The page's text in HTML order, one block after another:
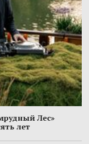
Лес»
лет